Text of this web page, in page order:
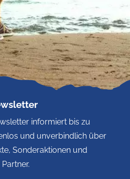
informiert bis zu
und unverbindlich über
Sonderaktionen und